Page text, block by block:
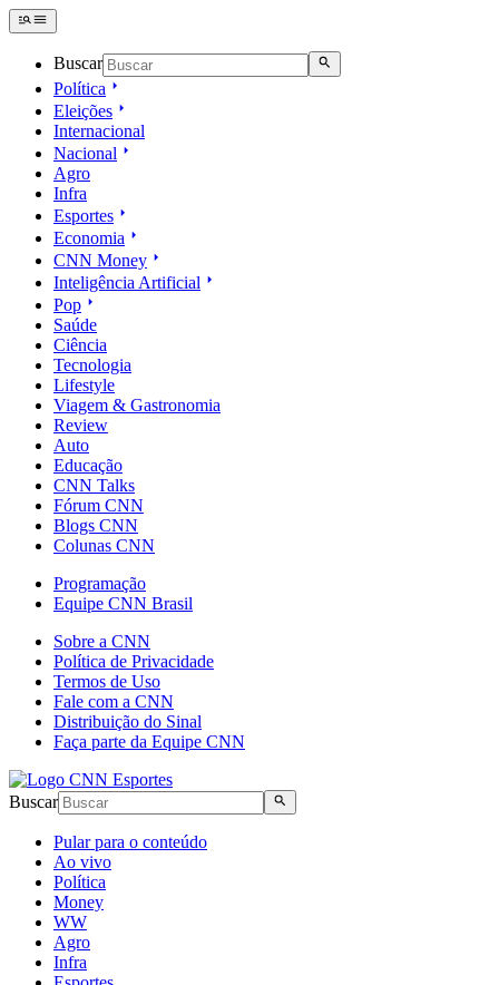
Buscar
Política
Eleições
Internacional
Nacional
Agro
Infra
Esportes
Economia
CNN Money
Inteligência Artificial
Pop
Saúde
Ciência
Tecnologia
Lifestyle
Viagem & Gastronomia
Review
Auto
Educação
CNN Talks
Fórum CNN
Blogs CNN
Colunas CNN
Programação
Equipe CNN Brasil
Sobre a CNN
Política de Privacidade
Termos de Uso
Fale com a CNN
Distribuição do Sinal
Faça parte da Equipe CNN
Buscar
Pular para o conteúdo
Ao vivo
Política
Money
WW
Agro
Infra